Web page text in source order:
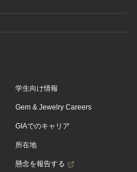
学生向け情報
Gem & Jewelry Careers
GIAでのキャリア
所在地
懸念を報告する